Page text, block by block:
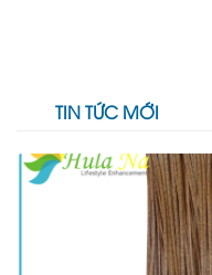
TIN TỨC MỚI